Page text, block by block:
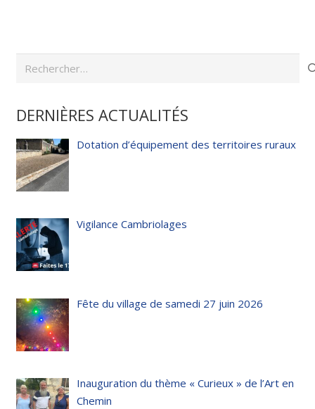
DERNIÈRES ACTUALITÉS
Dotation d’équipement des territoires ruraux
Vigilance Cambriolages
Fête du village de samedi 27 juin 2026
Inauguration du thème « Curieux » de l’Art en
Chemin